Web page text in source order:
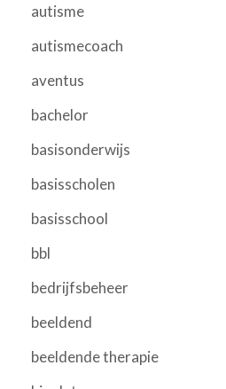
autisme
autismecoach
aventus
bachelor
basisonderwijs
basisscholen
basisschool
bbl
bedrijfsbeheer
beeldend
beeldende therapie